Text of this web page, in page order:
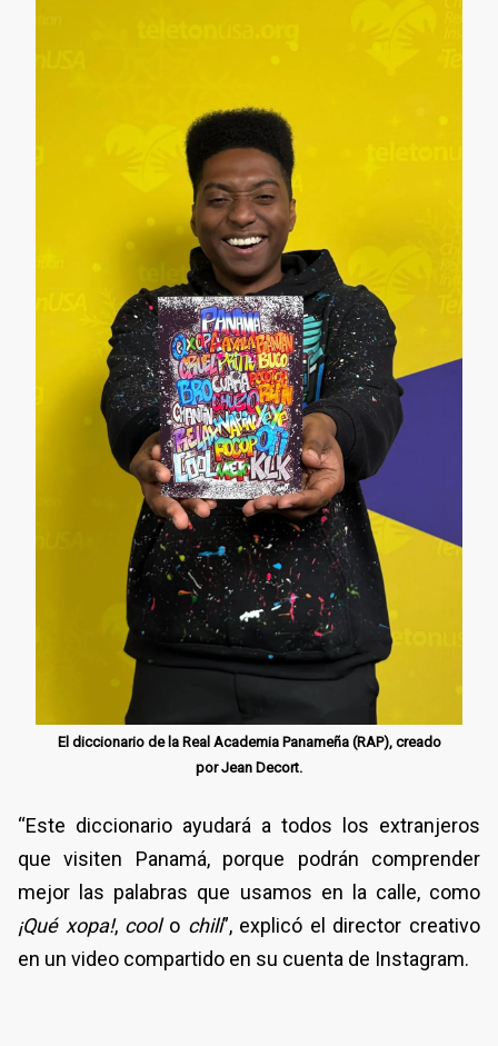
El diccionario de la Real Academia Panameña (RAP), creado
por Jean Decort.
“Este diccionario ayudará a todos los extranjeros
que visiten Panamá, porque podrán comprender
mejor las palabras que usamos en la calle, como
¡Qué xopa!, coolo chili”, explicó el director creativo
en un video compartido en su cuenta de Instagram.